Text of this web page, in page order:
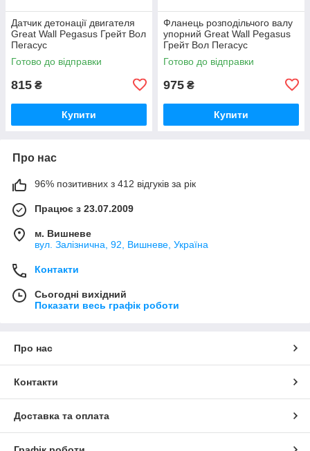
Датчик детонації двигателя
Great Wall Pegasus Грейт Вол
Пегасус
Готово до відправки
815 ₴
Купити
Фланець розподільчого валу
упорний Great Wall Pegasus
Грейт Вол Пегасус
Готово до відправки
975 ₴
Купити
Про нас
96% позитивних з 412 відгуків за рік
Працює з 23.07.2009
м. Вишневе
вул. Залізнична, 92, Вишневе, Україна
Контакти
Сьогодні вихідний
Показати весь графік роботи
Про нас
Контакти
Доставка та оплата